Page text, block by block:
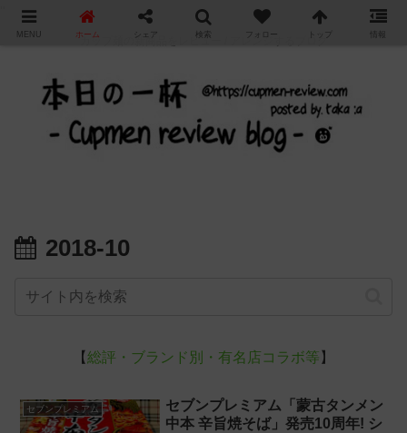
カップ麺の新商品をレビュー / アレンジするブログ
2018-10
【総評・ブランド別・有名店コラボ等 】
セブンプレミアム
セブンプレミアム「蒙古タンメン
中本 辛旨焼そば」発売10周年! シ
MENU ホーム シェア 検索 フォロー トップ 情報